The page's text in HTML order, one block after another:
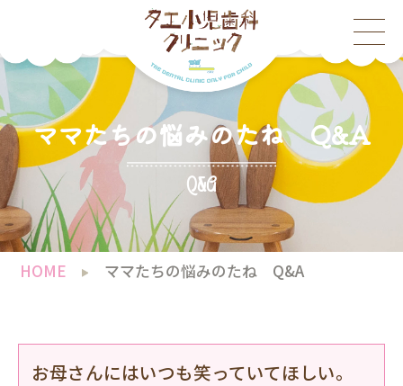
ママたちの悩みのたね Q&A
Q&A
HOME ママたちの悩みのたね Q&A
お母さんにはいつも笑っていてほしい。